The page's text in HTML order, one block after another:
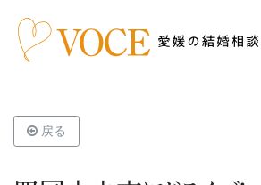
戻る